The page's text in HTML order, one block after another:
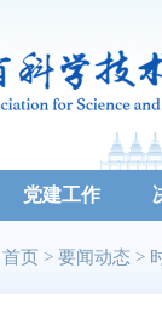
党建工作
首页 > 要闻动态 >